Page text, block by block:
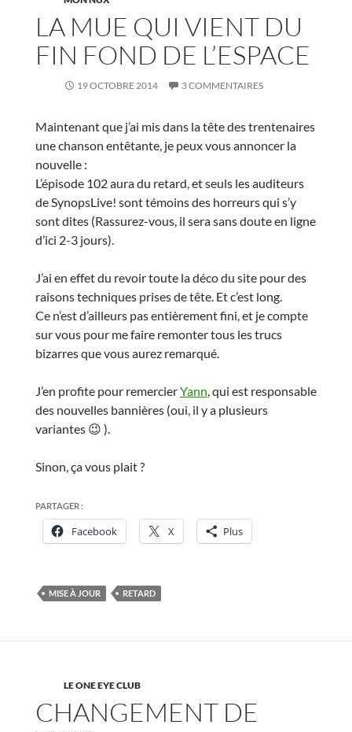
LA MUE QUI VIENT DU
FIN FOND DE L’ESPACE
19 OCTOBRE 2014 3 COMMENTAIRES
Maintenant que j’ai mis dans la tête des trentenaires
une chanson entêtante, je peux vous annoncer la
nouvelle :
L’épisode 102 aura du retard, et seuls les auditeurs
de SynopsLive! sont témoins des horreurs qui s’y
sont dites (Rassurez-vous, il sera sans doute en ligne
d’ici 2-3 jours).
J’ai en effet du revoir toute la déco du site pour des
raisons techniques prises de tête. Et c’est long.
Ce n’est d’ailleurs pas entièrement fini, et je compte
sur vous pour me faire remonter tous les trucs
bizarres que vous aurez remarqué.
J’en profite pour remercierYann, qui est responsable
des nouvelles bannières (oui, il y a plusieurs
variantes 😉 ).
Sinon, ça vous plait ?
PARTAGER :
Facebook X Plus
MISE À JOUR RETARD
LE ONE EYE CLUB
CHANGEMENT DE